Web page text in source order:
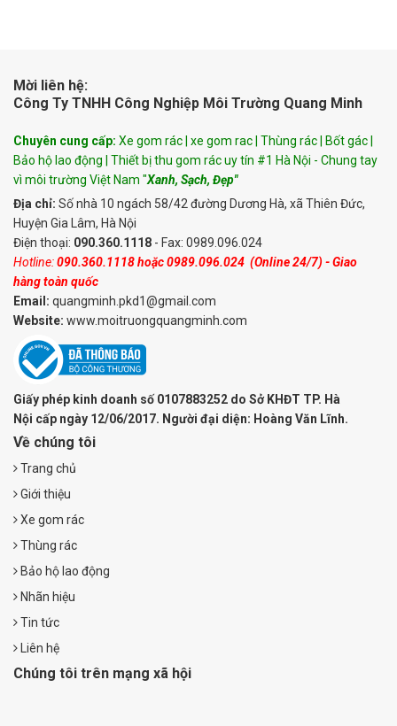
Mời liên hệ:
Công Ty TNHH Công Nghiệp Môi Trường Quang Minh
Chuyên cung cấp: Xe gom rác | xe gom rac | Thùng rác | Bốt gác |
Bảo hộ lao động | Thiết bị thu gom rác uy tín #1 Hà Nội - Chung tay
vì môi trường Việt Nam "Xanh, Sạch, Đẹp"
Địa chỉ: Số nhà 10 ngách 58/42 đường Dương Hà, xã Thiên Đức,
Huyện Gia Lâm, Hà Nội
Điện thoại: 090.360.1118 - Fax: 0989.096.024
Hotline:090.360.1118hoặc0989.096.024 (Online 24/7) - Giao
hàng toàn quốc
Email: quangminh.pkd1@gmail.com
Website: www.moitruongquangminh.com
Giấy phép kinh doanh số 0107883252 do Sở KHĐT TP. Hà
Nội cấp ngày 12/06/2017. Người đại diện: Hoàng Văn Lĩnh.
Về chúng tôi
Trang chủ
Giới thiệu
Xe gom rác
Thùng rác
Bảo hộ lao động
Nhãn hiệu
Tin tức
Liên hệ
Chúng tôi trên mạng xã hội